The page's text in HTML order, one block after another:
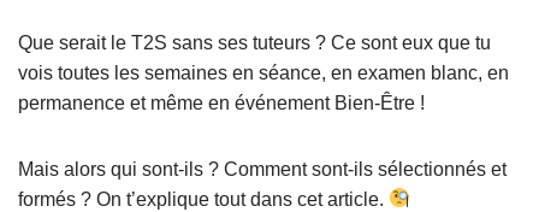
Que serait le T2S sans ses tuteurs ? Ce sont eux que tu
vois toutes les semaines en séance, en examen blanc, en
permanence et même en événement Bien-Être !
Mais alors qui sont-ils ? Comment sont-ils sélectionnés et
formés ? On t’explique tout dans cet article.